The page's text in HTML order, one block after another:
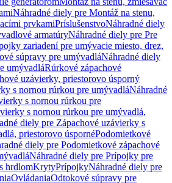
Náhradné diely pre Montáž na stenu,
prvkamiPríslušenstvoNáhradné diely
armatúryNáhradné diely pre Pre
zariadení pre umývacie miesto, drez,
súpravy pre umývadláNáhradné diely
umývadláRúrkové zápachové
uzávierky, priestorovo úsporný
s nornou rúrkou pre umývadláNáhradné
s nornou rúrkou pre
s nornou rúrkou pre umývadlá,
diely pre Zápachové uzávierky s
priestorovo úspornéPodomietkové
diely pre Podomietkové zápachové
Náhradné diely pre Prípojky pre
hrdlomKrytyPrípojkyNáhradné diely pre
OvládaniaOdtokové súpravy pre